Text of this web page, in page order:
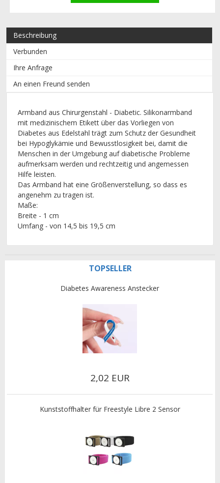
Beschreibung
Verbunden
Ihre Anfrage
An einen Freund senden
Armband aus Chirurgenstahl - Diabetiс. Silikonarmband
mit medizinischem Etikett über das Vorliegen von
Diabetes aus Edelstahl trägt zum Schutz der Gesundheit
bei Hypoglykämie und Bewusstlosigkeit bei, damit die
Menschen in der Umgebung auf diabetische Probleme
aufmerksam werden und rechtzeitig und angemessen
Hilfe leisten.
Das Armband hat eine Größenverstellung, so dass es
angenehm zu tragen ist.
Maße:
Breite - 1 cm
Umfang - von 14,5 bis 19,5 cm
TOPSELLER
Diabetes Awareness Anstecker
2,02 EUR
Kunststoffhalter für Freestyle Libre 2 Sensor